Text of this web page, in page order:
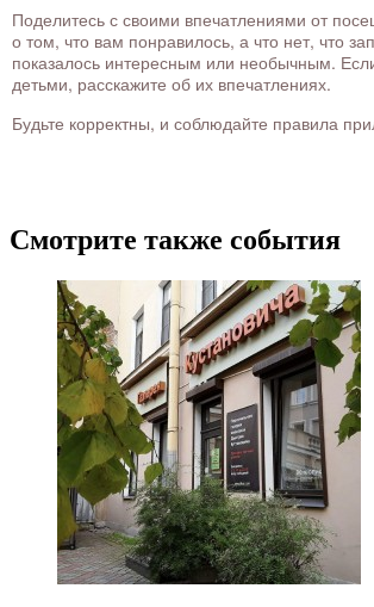
Поделитесь с своими впечатлениями от
о том, что вам понравилось, а что нет, что
показалось интересным или необычным.
детьми, расскажите об их впечатлениях.
Будьте корректны, и соблюдайте правила
Смотрите также события